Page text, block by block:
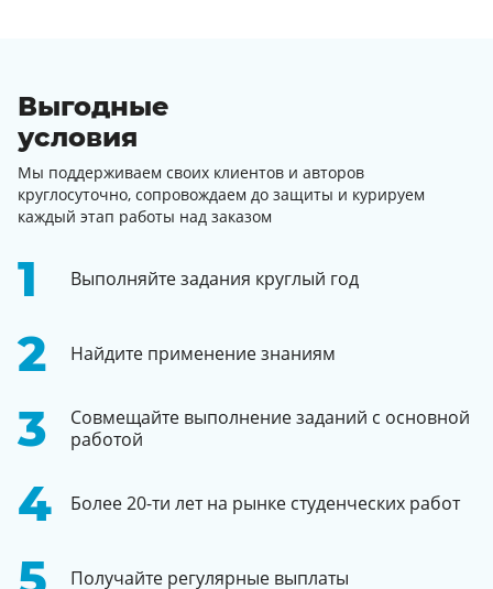
Выгодные
условия
Мы поддерживаем своих клиентов и авторов
круглосуточно, сопровождаем до защиты и курируем
каждый этап работы над заказом
Выполняйте задания круглый год
Найдите применение знаниям
Совмещайте выполнение заданий с основной
работой
Более 20-ти лет на рынке студенческих работ
Получайте регулярные выплаты